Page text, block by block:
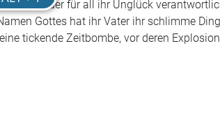
Gott, der für all ihr Unglück
Gottes hat ihr Vater ihr schlimme
tickende Zeitbombe, vor deren